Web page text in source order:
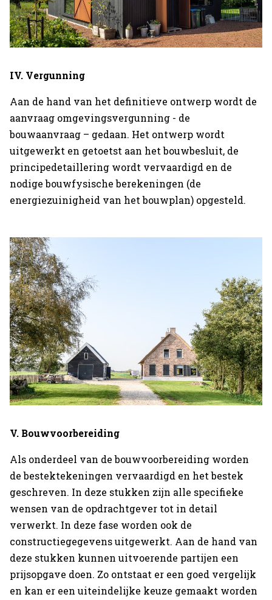
IV. Vergunning
Aan de hand van het definitieve ontwerp wordt de
aanvraag omgevingsvergunning - de
bouwaanvraag – gedaan. Het ontwerp wordt
uitgewerkt en getoetst aan het bouwbesluit, de
principedetaillering wordt vervaardigd en de
nodige bouwfysische berekeningen (de
energiezuinigheid van het bouwplan) opgesteld.
V. Bouwvoorbereiding
Als onderdeel van de bouwvoorbereiding worden
de bestektekeningen vervaardigd en het bestek
geschreven. In deze stukken zijn alle specifieke
wensen van de opdrachtgever tot in detail
verwerkt. In deze fase worden ook de
constructiegegevens uitgewerkt. Aan de hand van
deze stukken kunnen uitvoerende partijen een
prijsopgave doen. Zo ontstaat er een goed vergelijk
en kan er een uiteindelijke keuze gemaakt worden